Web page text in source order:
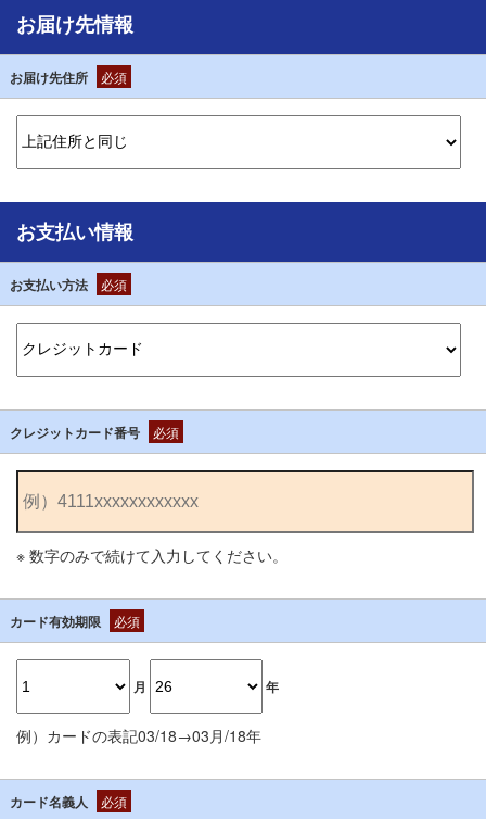
お届け先情報
お届け先住所 必須
お支払い情報
お支払い方法 必須
クレジットカード番号 必須
※ 数字のみで続けて入力してください。
カード有効期限 必須
月 年
例）カードの表記03/18→03月/18年
カード名義人 必須